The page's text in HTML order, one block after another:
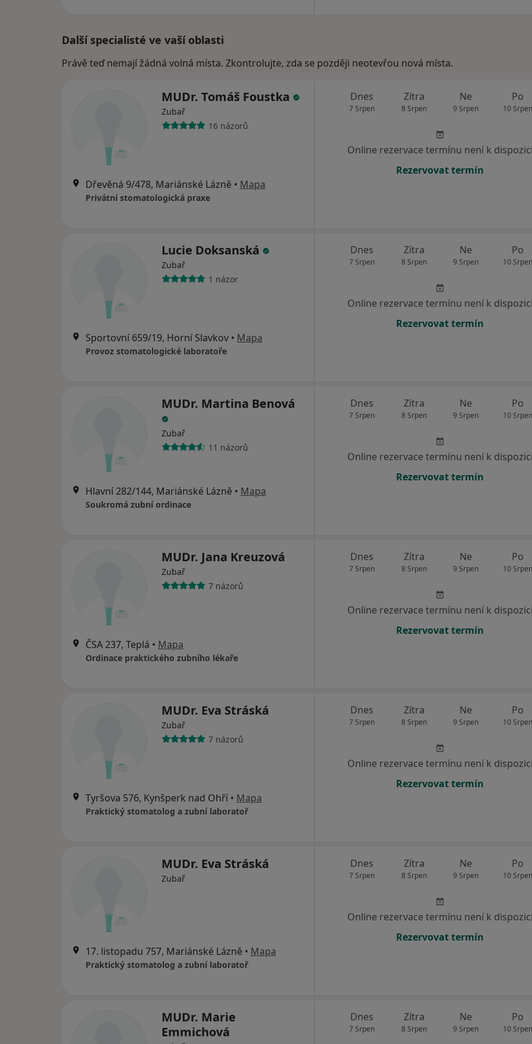
Další specialisté ve vaší oblasti
Právě teď nemají žádná volná místa. Zkontrolujte, zda se později neotevřou nová místa.
MUDr. Tomáš Foustka
Zubař
16 názorů
Dřevěná 9/478, Mariánské Lázně • Mapa
Privátní stomatologická praxe
Dnes
7 Srpen
Zítra
8 Srpen
Ne
9 Srpen
Po
10 Srpen
Online rezervace termínu není k dispozici
Rezervovat termín
Lucie Doksanská
Zubař
1 názor
Sportovní 659/19, Horní Slavkov • Mapa
Provoz stomatologické laboratoře
Dnes
7 Srpen
Zítra
8 Srpen
Ne
9 Srpen
Po
10 Srpen
Online rezervace termínu není k dispozici
Rezervovat termín
MUDr. Martina Benová
Zubař
11 názorů
Hlavní 282/144, Mariánské Lázně • Mapa
Soukromá zubní ordinace
Dnes
7 Srpen
Zítra
8 Srpen
Ne
9 Srpen
Po
10 Srpen
Online rezervace termínu není k dispozici
Rezervovat termín
MUDr. Jana Kreuzová
Zubař
7 názorů
ČSA 237, Teplá • Mapa
Ordinace praktického zubního lékaře
Dnes
7 Srpen
Zítra
8 Srpen
Ne
9 Srpen
Po
10 Srpen
Online rezervace termínu není k dispozici
Rezervovat termín
MUDr. Eva Stráská
Zubař
7 názorů
Tyršova 576, Kynšperk nad Ohří • Mapa
Praktický stomatolog a zubní laboratoř
Dnes
7 Srpen
Zítra
8 Srpen
Ne
9 Srpen
Po
10 Srpen
Online rezervace termínu není k dispozici
Rezervovat termín
MUDr. Eva Stráská
Zubař
17. listopadu 757, Mariánské Lázně • Mapa
Praktický stomatolog a zubní laboratoř
Dnes
7 Srpen
Zítra
8 Srpen
Ne
9 Srpen
Po
10 Srpen
Online rezervace termínu není k dispozici
Rezervovat termín
MUDr. Marie
Emmichová
Dnes
7 Srpen
Zítra
8 Srpen
Ne
9 Srpen
Po
10 Srpen